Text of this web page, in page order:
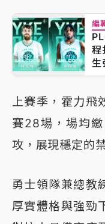
編
程
生
上賽季，霍力飛
賽28場，場均
攻，展現穩定的
勇士領隊兼總教
厚實體格與強勁